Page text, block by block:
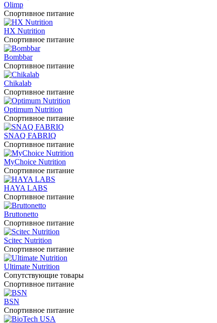
Olimp
Спортивное питание
HX Nutrition
Спортивное питание
Bombbar
Спортивное питание
Chikalab
Спортивное питание
Optimum Nutrition
Спортивное питание
SNAQ FABRIQ
Спортивное питание
MyChoice Nutrition
Спортивное питание
HAYA LABS
Спортивное питание
Bruttonetto
Спортивное питание
Scitec Nutrition
Спортивное питание
Ultimate Nutrition
Сопутствующие товары
Спортивное питание
BSN
Спортивное питание